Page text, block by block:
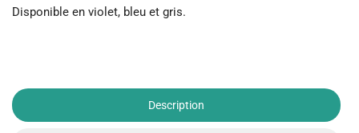
Disponible en violet, bleu et gris.
Description